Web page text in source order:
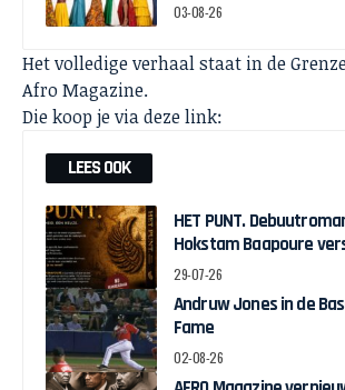
03-08-26
Het volledige verhaal staat in de
Afro Magazine.
Die koop je via deze link:
LEES OOK
HET PUNT.
Hokstam Baapoure
29-07-26
Andruw Jones in de
Fame
02-08-26